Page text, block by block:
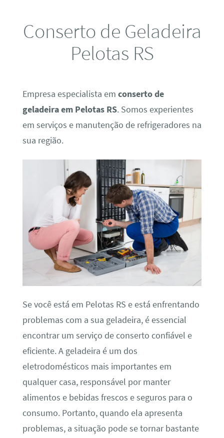
Conserto de Geladeira
Pelotas RS
Empresa especialista em conserto de
geladeira em Pelotas RS. Somos experientes
em serviços e manutenção de refrigeradores na
sua região.
Se você está em Pelotas RS e está enfrentando
problemas com a sua geladeira, é essencial
encontrar um serviço de conserto confiável e
eficiente. A geladeira é um dos
eletrodomésticos mais importantes em
qualquer casa, responsável por manter
alimentos e bebidas frescos e seguros para o
consumo. Portanto, quando ela apresenta
problemas, a situação pode se tornar bastante